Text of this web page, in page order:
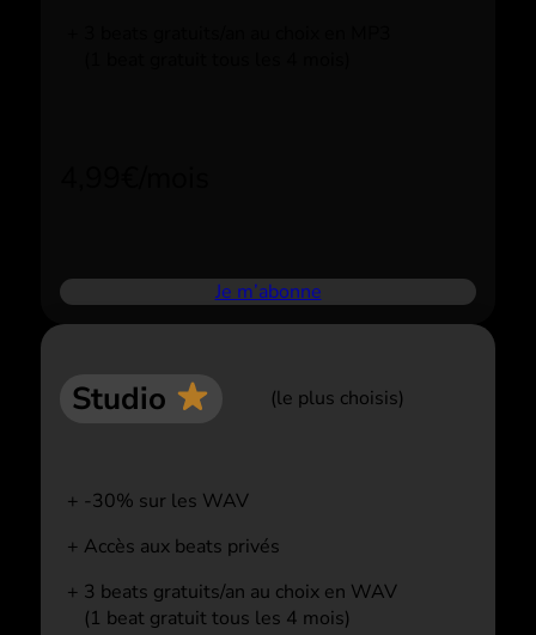
Je m’abonne
Studio (le plus choisis)
-30% sur les WAV
Accès aux beats privés
3 beats gratuits/an au choix en WAV
(1 beat gratuit tous les 4 mois)